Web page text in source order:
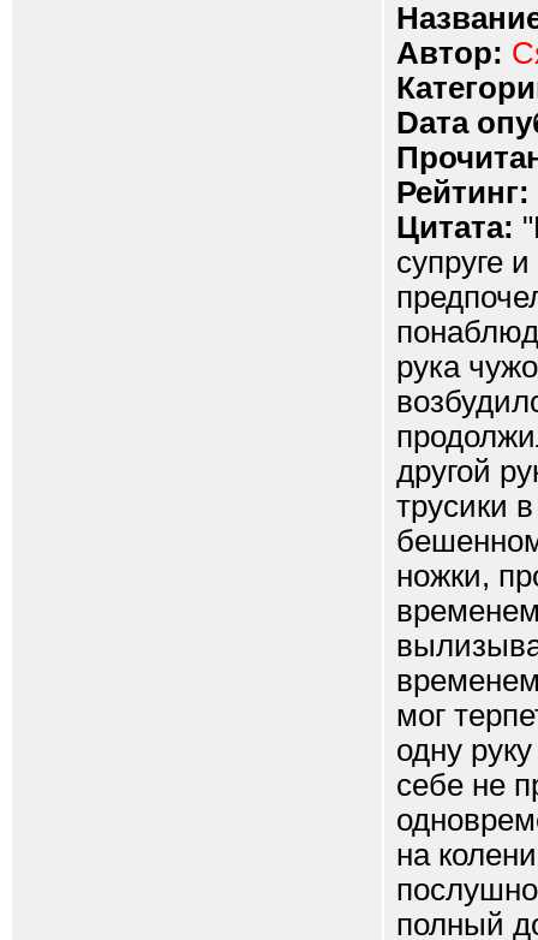
Автор:
Dата
Рейтинг:
Цитата:
супруге
рука
другой
трусики
ножки,
мог
одну
себе не
на
полный